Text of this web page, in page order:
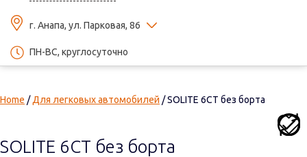
г. Анапа, ул. Парковая, 86
ПН-ВС, круглосуточно
Home /Для легковых автомобилей / SOLITE 6СТ без борта
SOLITE 6СТ без борта